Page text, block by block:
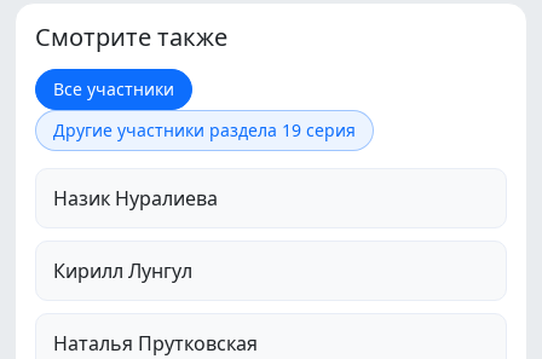
Смотрите также
Все участники
Другие участники раздела 19 серия
Назик Нуралиева
Кирилл Лунгул
Наталья Прутковская